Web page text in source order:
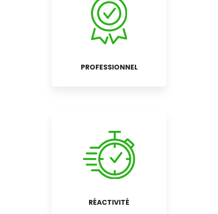
PROFESSIONNEL
RÉACTIVITÉ